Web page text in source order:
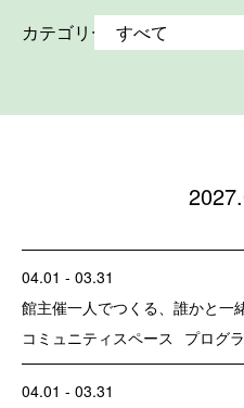
カテゴリー
04.01 - 03.31
館主催一人でつくる、誰かと一
コミュニティスペース
プログ
04.01 - 03.31